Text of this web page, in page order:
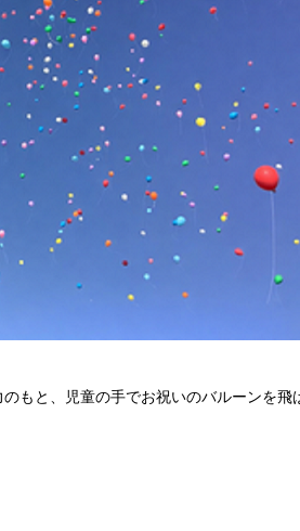
もと、児童の手でお祝いのバルーンを飛